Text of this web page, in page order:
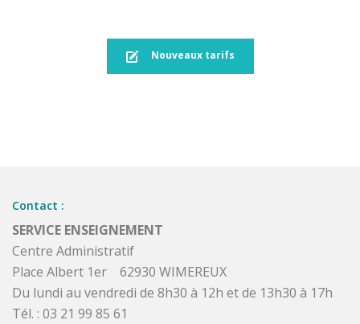
Nouveaux tarifs
Contact :
SERVICE ENSEIGNEMENT
Centre Administratif
Place Albert 1er 62930 WIMEREUX
Du lundi au vendredi de 8h30 à 12h et de 13h30 à 17h
Tél. : 03 21 99 85 61